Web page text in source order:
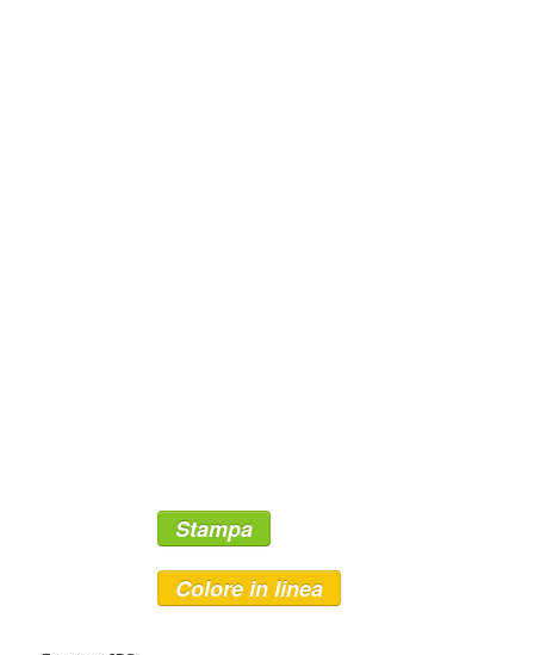
Stampa
Colore in linea